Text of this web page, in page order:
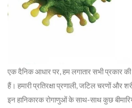
एक दैनिक आधार पर, हम लगातार सभी प्रकार
हैं। हमारी प्रतिरक्षा प्रणाली, जटिल चरणों और
इन हानिकारक रोगाणुओं के साथ-साथ कुछ